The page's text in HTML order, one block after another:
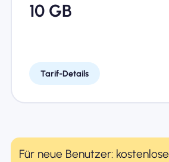
10 GB
Tarif-Details
Für neue Benutzer: kostenlose